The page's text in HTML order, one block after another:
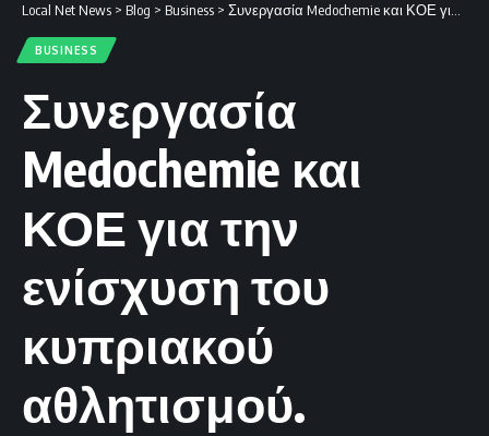
Local Net News > Blog > Business > Συνεργασία Medochemie και ΚΟΕ για την ενίσχυση του κυπριακού αθλητισμού.
BUSINESS
Συνεργασία
Medochemie και
ΚΟΕ για την
ενίσχυση του
κυπριακού
αθλητισμού.